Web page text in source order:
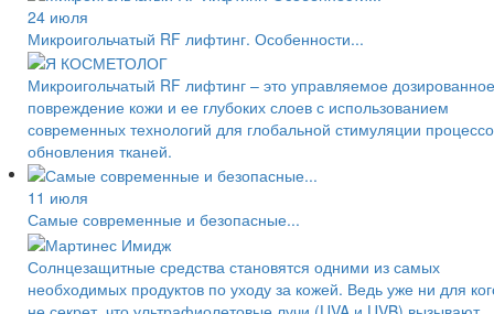
24 июля
Микроигольчатый RF лифтинг. Особенности...
Микроигольчатый RF лифтинг – это управляемое дозированное
повреждение кожи и ее глубоких слоев с использованием
современных технологий для глобальной стимуляции
обновления тканей.
11 июля
Самые современные и безопасные...
Солнцезащитные средства становятся одними из самых
необходимых продуктов по уходу за кожей. Ведь уже ни для